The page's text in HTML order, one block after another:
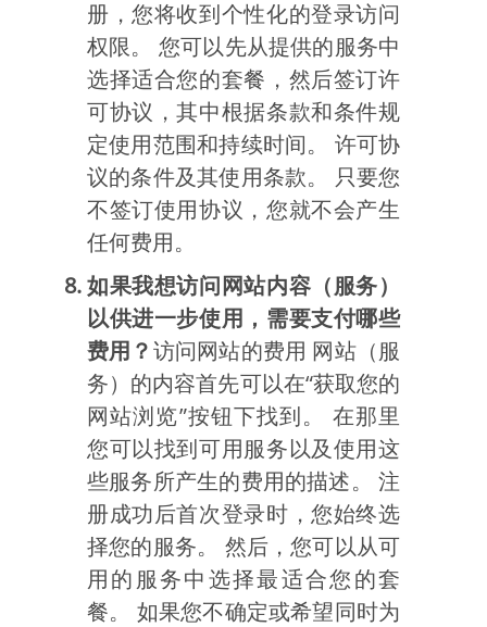
册，您将收到个性化的登录访问
权限。 您可以先从提供的服务中
选择适合您的套餐，然后签订许
可协议，其中根据条款和条件规
定使用范围和持续时间。 许可协
议的条件及其使用条款。 只要您
不签订使用协议，您就不会产生
任何费用。
如果我想访问网站内容（服务）
以供进一步使用，需要支付哪些
费用？访问网站的费用 网站（服
务）的内容首先可以在“获取您的
网站浏览”按钮下找到。 在那里
您可以找到可用服务以及使用这
些服务所产生的费用的描述。 注
册成功后首次登录时，您始终选
择您的服务。 然后，您可以从可
用的服务中选择最适合您的套
餐。 如果您不确定或希望同时为